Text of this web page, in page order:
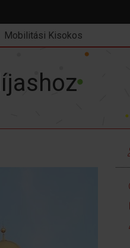
Mobilitási Kisokos